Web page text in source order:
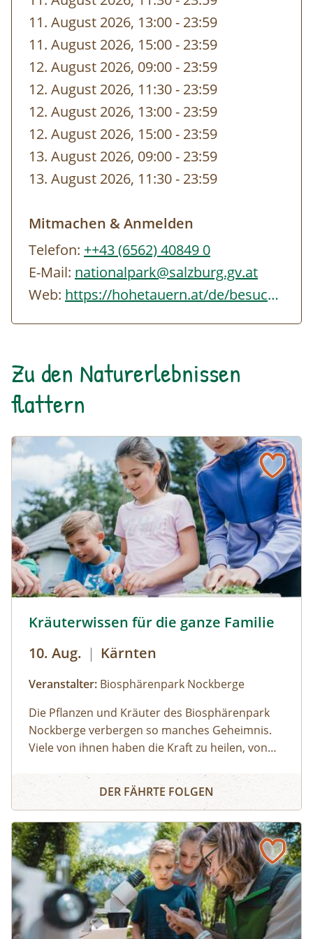
gebuchten Zeit von unseren
MitarbeiterInnen vor dem Eingang abgeholt.
11. August 2026, 13:00- bis
23:59
11. August 2026, 15:00- bis
23:59
12. August 2026, 09:00- bis
23:59
12. August 2026, 11:30- bis
23:59
12. August 2026, 13:00- bis
23:59
12. August 2026, 15:00- bis
23:59
13. August 2026, 09:00- bis
23:59
13. August 2026, 11:30- bis
23:59
Mitmachen & Anmelden
Telefon: ++43 (6562) 40849 0
E-Mail: nationalpark@salzburg.gv.at
Web:
https://hohetauern.at/de/besuchen/tourenangebote.html#/erlebnisse/SBG/CD837A88-…
Zu den Naturerlebnissen
flattern
Kräuterwissen für die ganze Familie
10. Aug. | Kärnten
Veranstalter: Biosphärenpark Nockberge
Die Pflanzen und Kräuter des Biosphärenpark
Nockberge verbergen so manches Geheimnis.
Viele von ihnen haben die Kraft zu heilen, von
Kinder gut verständlich erläutert ein
Biosphärenpark-Ranger zahlreiche
Ihre Fragen.
Kräuterwissen für die ganze Familie
DER FÄHRTE FOLGEN